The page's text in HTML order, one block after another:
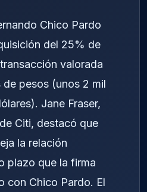
Chico Pardo
del 25% de
valorada
de pesos (unos 2 mil
Jane Fraser,
Citi, destacó que
la relación
plazo que la firma
con Chico Pardo. El